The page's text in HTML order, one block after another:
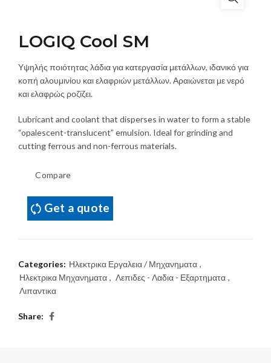
LOGIQ Cool SM
Υψηλής ποιότητας λάδια για κατεργασία μετάλλων, ιδανικό για
κοπή αλουμινίου και ελαφριών μετάλλων. Αραιώνεται με νερό
και ελαφρώς ροζίζει.
Lubricant and coolant that disperses in water to form a stable
“opalescent-translucent” emulsion. Ideal for grinding and
cutting ferrous and non-ferrous materials.
Compare
Get a quote
Categories: Ηλεκτρικα Εργαλεια / Μηχανηματα ,
Ηλεκτρικα Μηχανηματα , Λεπιδες - Λαδια - Εξαρτηματα ,
Λιπαντικα
Share